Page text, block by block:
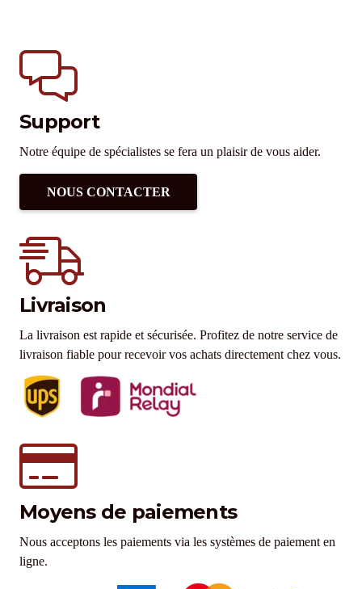
Support
Notre équipe de spécialistes se fera un plaisir de vous aider.
NOUS CONTACTER
Livraison
La livraison est rapide et sécurisée. Profitez de notre service de
livraison fiable pour recevoir vos achats directement chez vous.
Moyens de paiements
Nous acceptons les paiements via les systèmes de paiement en
ligne.